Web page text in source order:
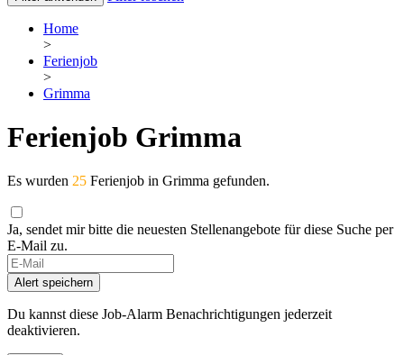
Home
>
Ferienjob
>
Grimma
Ferienjob Grimma
Es wurden 25 Ferienjob in Grimma gefunden.
Ja, sendet mir bitte die neuesten Stellenangebote für diese Suche per
E-Mail zu.
Alert speichern
Du kannst diese Job-Alarm Benachrichtigungen jederzeit
deaktivieren.